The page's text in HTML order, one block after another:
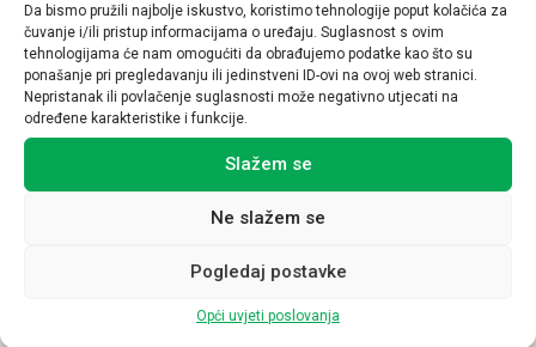
Da bismo pružili najbolje iskustvo, koristimo tehnologije poput kolačića za
čuvanje i/ili pristup informacijama o uređaju. Suglasnost s ovim
tehnologijama će nam omogućiti da obrađujemo podatke kao što su
ponašanje pri pregledavanju ili jedinstveni ID-ovi na ovoj web stranici.
Nepristanak ili povlačenje suglasnosti može negativno utjecati na
određene karakteristike i funkcije.
Slažem se
Ne slažem se
Pogledaj postavke
Opći uvjeti poslovanja
plava
Tip opreme
glava tipkala